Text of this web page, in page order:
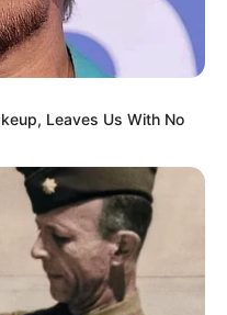
zu den
ein – unserem
für die ganze
tollen
guter Laune. Stoßt
Woche entspannt
...mehr
Leaves Us With No